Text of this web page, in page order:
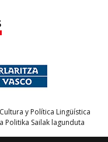
y Política Lingüística
Politika Sailak lagunduta